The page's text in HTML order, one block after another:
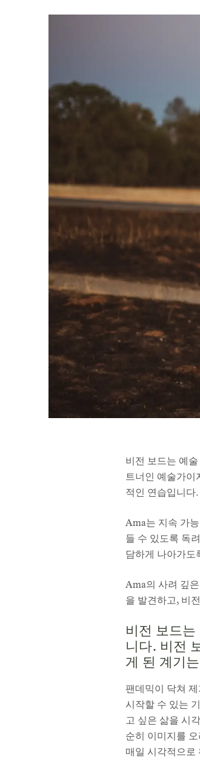
비전 보드는 예
트너인 예술가이
적인 연습입니다.
Ama는 지속 가
들 수 있도록 독
담하게 나아가도
Ama의 사려 깊
을 발견하고, 비
비전 보드
니다. 비전
게 된 계기
팬데믹이 닥쳐
시작할 수 있는
고 싶은 삶을 시
순히 이미지를
매일 시각적으로